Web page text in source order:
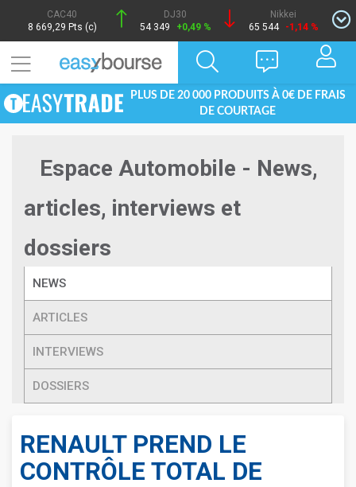
CAC40
8 669,29 Pts (c)
DJ30
54 349
+0,49 %
Nikkei
65 544 -1,14 %
PLUS DE 20 000 PRODUITS À 0€ DE FRAIS
DE COURTAGE
Espace Automobile - News,
articles, interviews et
dossiers
NEWS
ARTICLES
INTERVIEWS
DOSSIERS
RENAULT PREND LE
CONTRÔLE TOTAL DE